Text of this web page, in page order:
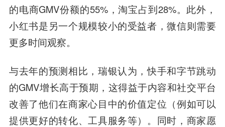
的电商GMV份额的55%，淘宝占到28%。此外，
小红书是另一个规模较小的受益者，微信则需要
更多时间观察。
与去年的预测相比，瑞银认为，快手和字节跳动
的GMV增长高于预期，这得益于内容和社交平台
改善了他们在商家心目中的价值定位（例如可以
提供更好的转化、工具服务等）。同时，商家愿